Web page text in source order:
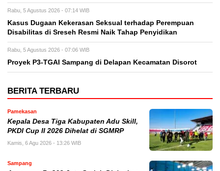
Rabu, 5 Agustus 2026 - 07:14 WIB
Kasus Dugaan Kekerasan Seksual terhadap Perempuan
Disabilitas di Sreseh Resmi Naik Tahap Penyidikan
Rabu, 5 Agustus 2026 - 07:06 WIB
Proyek P3-TGAI Sampang di Delapan Kecamatan Disorot
BERITA TERBARU
Pamekasan
Kepala Desa Tiga Kabupaten Adu Skill,
PKDI Cup II 2026 Dihelat di SGMRP
Kamis, 6 Agu 2026 - 13:26 WIB
Sampang